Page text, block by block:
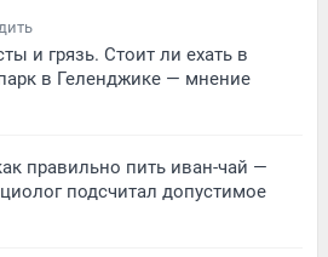
и грязь. Стоит ли ехать в
в Геленджике — мнение
правильно пить иван-чай —
подсчитал допустимое